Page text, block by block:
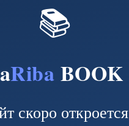
📚
Riba BOOK
скоро откроется